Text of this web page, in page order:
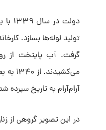
گرفت. آب پایتخت از
آرام‌آرام به تاریخ سپرده
در این تصویر گروهی از